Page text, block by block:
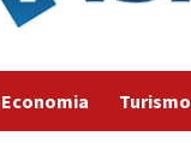
Economia Turismo